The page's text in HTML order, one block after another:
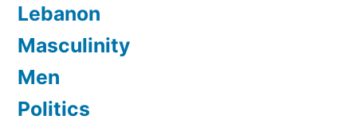
Lebanon
Masculinity
Men
Politics